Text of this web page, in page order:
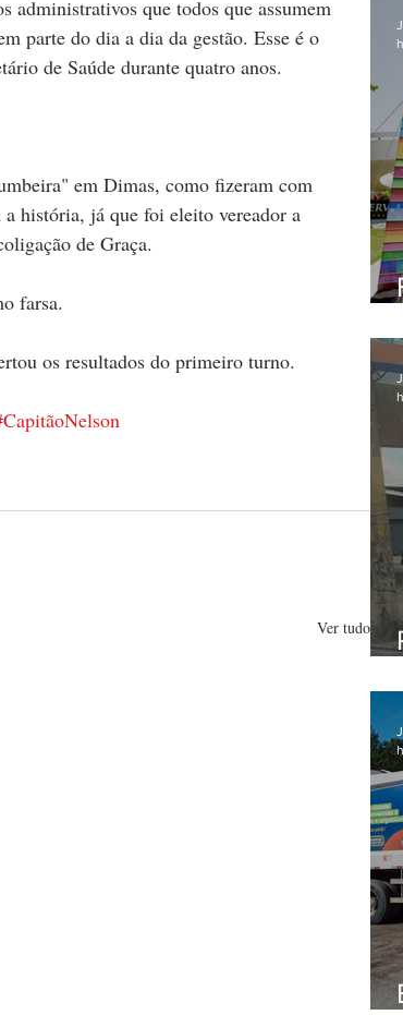
administrativos que todos que assumem
parte do dia a dia da gestão. Esse é o
de Saúde durante quatro anos.
em Dimas, como fizeram com
história, já que foi eleito vereador a
de Graça.
farsa.
os resultados do primeiro turno.
Ver tudo